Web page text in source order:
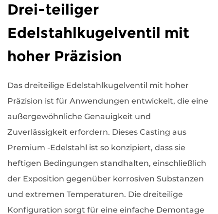
Drei-teiliger
Edelstahlkugelventil mit
hoher Präzision
Das dreiteilige Edelstahlkugelventil mit hoher
Präzision ist für Anwendungen entwickelt, die eine
außergewöhnliche Genauigkeit und
Zuverlässigkeit erfordern. Dieses Casting aus
Premium -Edelstahl ist so konzipiert, dass sie
heftigen Bedingungen standhalten, einschließlich
der Exposition gegenüber korrosiven Substanzen
und extremen Temperaturen. Die dreiteilige
Konfiguration sorgt für eine einfache Demontage